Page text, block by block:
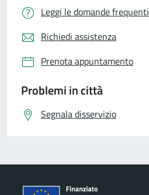
Leggi le domande frequenti
Richiedi assistenza
Prenota appuntamento
Problemi in città
Segnala disservizio